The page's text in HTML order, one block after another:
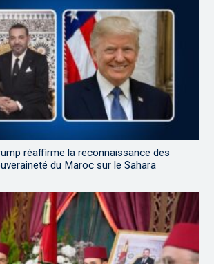
réaffirme la reconnaissance des
du Maroc sur le Sahara